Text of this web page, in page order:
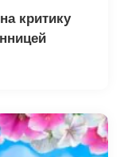
критику